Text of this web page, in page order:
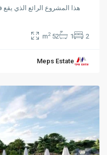
هذا المشروع الرائع الذي
2
1
52 m
2
Meps EstateAlsancak,